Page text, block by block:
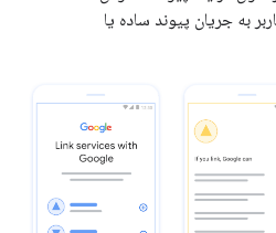
به جریان پیوند ساده یا